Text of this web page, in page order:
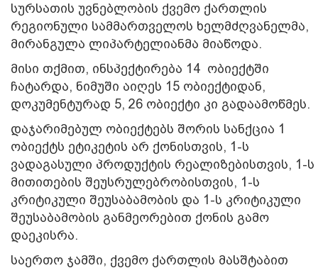
სურსათის უვნებლობის ქვემო ქართლის
რეგიონული სამმართველოს ხელმძღვანელმა,
მირანგულა ლიპარტელიანმა მიაწოდა.
მისი თქმით, ინსპექტირება 14 ობიექტში
ჩატარდა, ნიმუში აიღეს 15 ობიექტიდან,
დოკუმენტურად 5, 26 ობიექტი კი გადაამოწმეს.
დაჯარიმებულ ობიექტებს შორის სანქცია 1
ობიექტს ეტიკეტის არ ქონისთვის, 1-ს
ვადაგასული პროდუქტის რეალიზებისთვის, 1-ს
მითითების შეუსრულებრობისთვის, 1-ს
კრიტიკული შეუსაბამობის და 1-ს კრიტიკული
შეუსაბამობის განმეორებით ქონის გამო
დაეკისრა.
საერთო ჯამში, ქვემო ქართლის მასშტაბით